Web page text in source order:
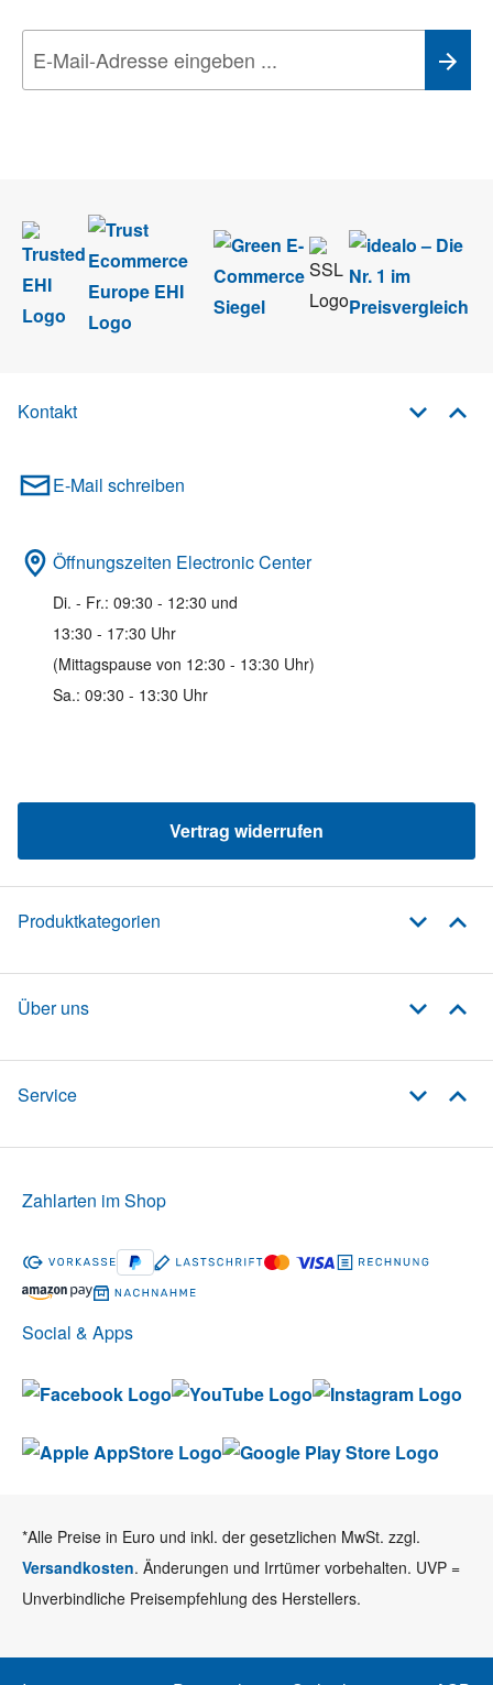
Kontakt
E-Mail schreiben
Öffnungszeiten Electronic Center
Di. - Fr.: 09:30 - 12:30 und
13:30 - 17:30 Uhr
(Mittagspause von 12:30 - 13:30 Uhr)
Sa.: 09:30 - 13:30 Uhr
Vertrag widerrufen
Produktkategorien
Über uns
Service
Social & Apps
Zahlarten im Shop
*Alle Preise in Euro und inkl. der gesetzlichen MwSt. zzgl.
Versandkosten. Änderungen und Irrtümer vorbehalten. UVP =
Unverbindliche Preisempfehlung des Herstellers.